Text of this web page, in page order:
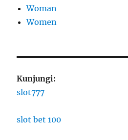
Woman
Women
Kunjungi:
slot777
slot bet 100